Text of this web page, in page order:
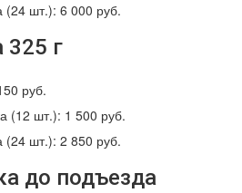
(24 шт.): 6 000 руб.
325 г
руб.
(12 шт.): 1 500 руб.
(24 шт.): 2 850 руб.
до подъезда